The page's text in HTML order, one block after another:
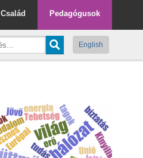
Pedagógusok
Család
English